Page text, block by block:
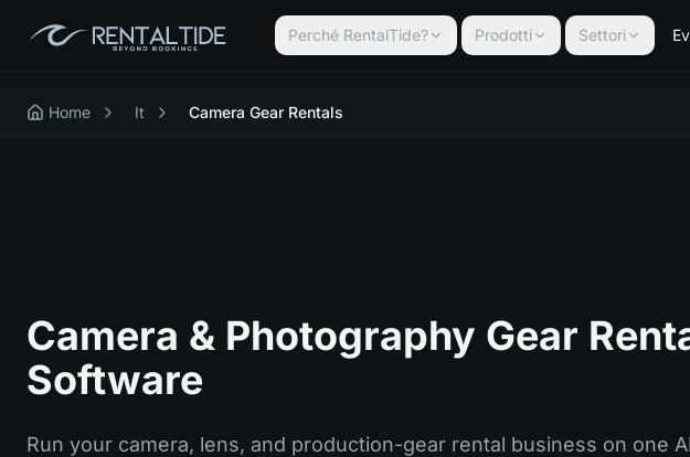
Perché RentalTide? Prodotti Settori
Home It Camera Gear Rentals
Camera & Photography Gear
Software
Run your camera, lens, and production-gear rental business on one